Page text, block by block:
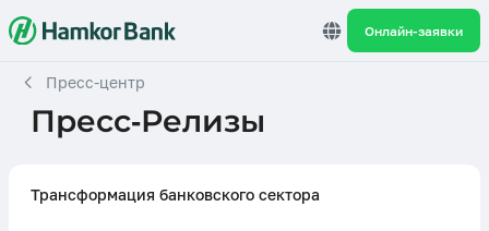
Онлайн-заявки
Пресс-центр
Пресс-Релизы
Трансформация банковского сектора